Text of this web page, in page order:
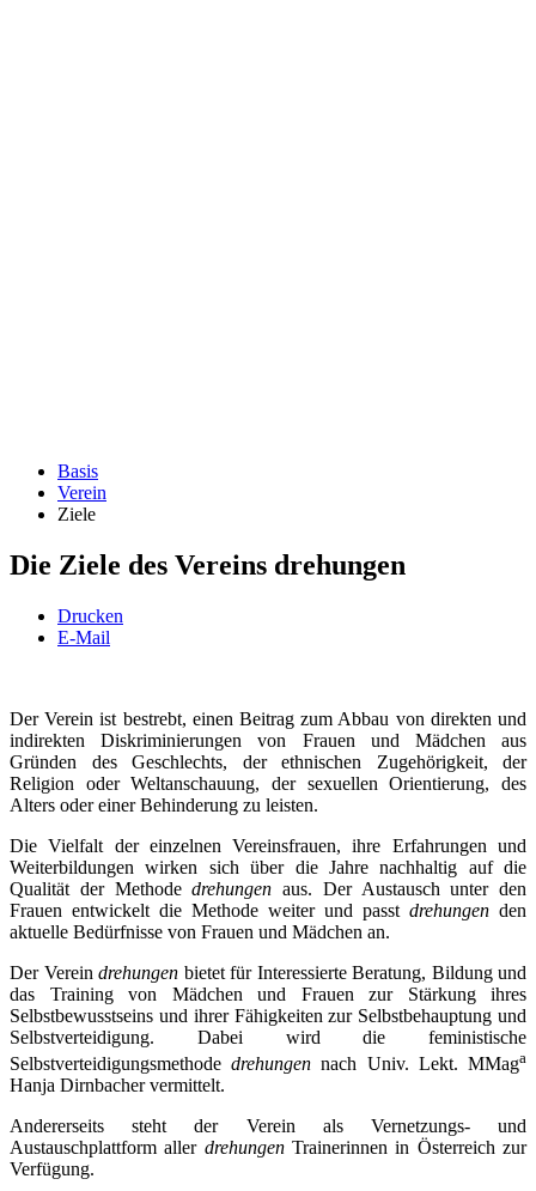
Basis
Verein
Ziele
Die Ziele des Vereins drehungen
Drucken
E-Mail
Der Verein ist bestrebt, einen Beitrag zum Abbau von direkten und
indirekten Diskriminierungen von Frauen und Mädchen aus
Gründen des Geschlechts, der ethnischen Zugehörigkeit, der
Religion oder Weltanschauung, der sexuellen Orientierung, des
Alters oder einer Behinderung zu leisten.
Die Vielfalt der einzelnen Vereinsfrauen, ihre Erfahrungen und
Weiterbildungen wirken sich über die Jahre nachhaltig auf die
Qualität der Methodedrehungen aus. Der Austausch unter den
Frauen entwickelt die Methode weiter und passt drehungen den
aktuelle Bedürfnisse von Frauen und Mädchen an.
Der Verein drehungen bietet für Interessierte Beratung, Bildung und
das Training von Mädchen und Frauen zur Stärkung ihres
Selbstbewusstseins und ihrer Fähigkeiten zur Selbstbehauptung und
Selbstverteidigung. Dabei wird die feministische
Selbstverteidigungsmethodedrehungen nach Univ. Lekt. MMaga
Hanja Dirnbacher vermittelt.
Andererseits steht der Verein als Vernetzungs- und
Austauschplattform aller drehungenTrainerinnen in Österreich zur
Verfügung.